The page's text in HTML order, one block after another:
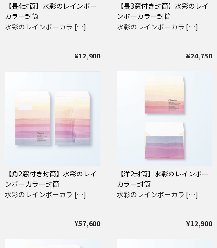
【長4封筒】水彩のレインボー
カラー封筒
水彩のレインボーカラ […]
¥12,900
【長3窓付き封筒】水彩のレイ
ンボーカラー封筒
水彩のレインボーカラ […]
¥24,750
【角2窓付き封筒】水彩のレイ
ンボーカラー封筒
水彩のレインボーカラ […]
¥57,600
【洋2封筒】水彩のレインボー
カラー封筒
水彩のレインボーカラ […]
¥12,900